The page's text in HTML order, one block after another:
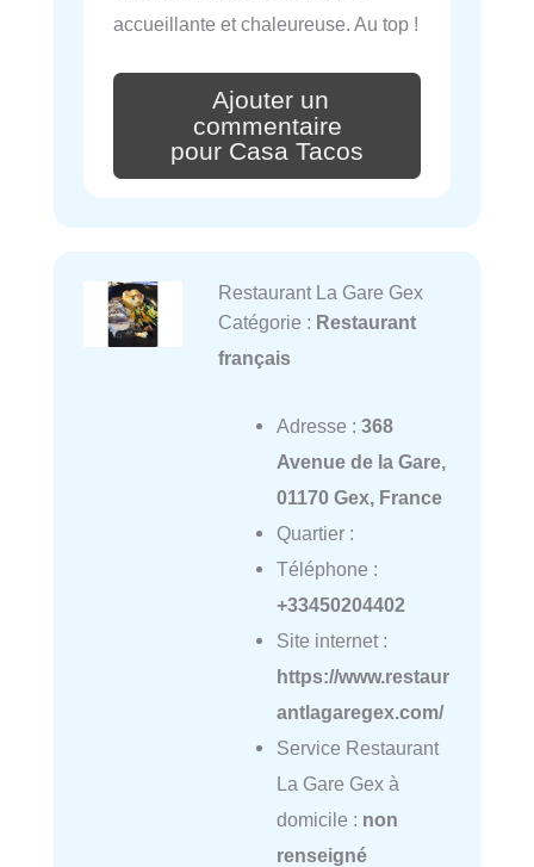
accueillante et chaleureuse. Au top !
Ajouter un
commentaire
pour Casa Tacos
Restaurant La Gare Gex
Catégorie : Restaurant
français
Adresse : 368
Avenue de la Gare,
01170 Gex, France
Quartier :
Téléphone :
+33450204402
Site internet :
https://www.restaur
antlagaregex.com/
Service Restaurant
La Gare Gex à
domicile : non
renseigné